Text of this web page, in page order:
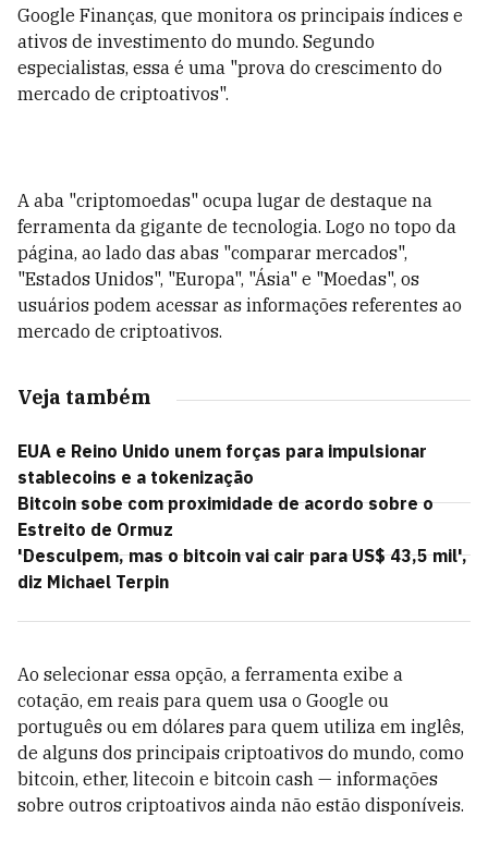
Google Finanças, que monitora os principais índices e
ativos de investimento do mundo. Segundo
especialistas, essa é uma "prova do crescimento do
mercado de criptoativos".
A aba "criptomoedas" ocupa lugar de destaque na
ferramenta da gigante de tecnologia. Logo no topo da
página, ao lado das abas "comparar mercados",
"Estados Unidos", "Europa", "Ásia" e "Moedas", os
usuários podem acessar as informações referentes ao
mercado de criptoativos.
Veja também
EUA e Reino Unido unem forças para impulsionar
stablecoins e a tokenização
Bitcoin sobe com proximidade de acordo sobre o
Estreito de Ormuz
'Desculpem, mas o bitcoin vai cair para US$ 43,5 mil',
diz Michael Terpin
Ao selecionar essa opção, a ferramenta exibe a
cotação, em reais para quem usa o Google ou
português ou em dólares para quem utiliza em inglês,
de alguns dos principais criptoativos do mundo, como
bitcoin, ether, litecoin e bitcoin cash — informações
sobre outros criptoativos ainda não estão disponíveis.